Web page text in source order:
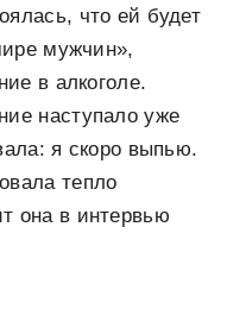
что ей будет
мужчин»,
в алкоголе.
наступало уже
я скоро выпью.
тепло
она в интервью